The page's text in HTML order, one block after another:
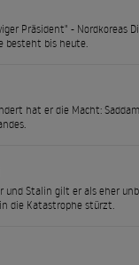
Präsident" - Nordkoreas
besteht bis heute.
hat er die Macht:
Stalin gilt er als eher
die Katastrophe stürzt.